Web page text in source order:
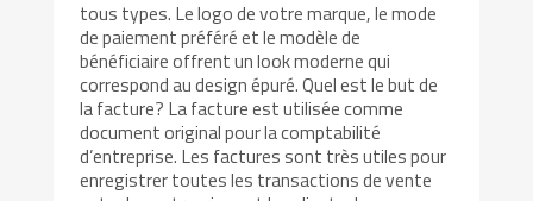
tous types. Le logo de votre marque, le mode
de paiement préféré et le modèle de
bénéficiaire offrent un look moderne qui
correspond au design épuré. Quel est le but de
la facture? La facture est utilisée comme
document original pour la comptabilité
d’entreprise. Les factures sont très utiles pour
enregistrer toutes les transactions de vente